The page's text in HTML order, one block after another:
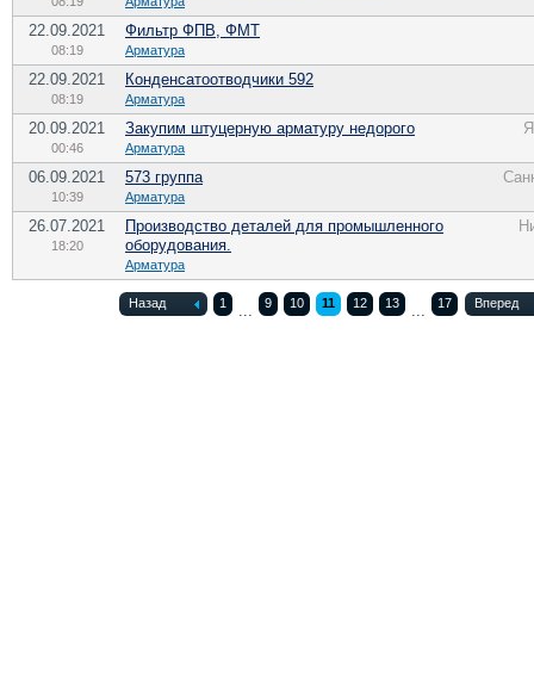
22.09.2021
08:19
Фильтр ФПВ, ФМТ
Арматура
22.09.2021
08:19
Конденсатоотводчики 592
Арматура
20.09.2021
00:46
Закупим штуцерную арматуру недорого
Арматура
06.09.2021
10:39
573 группа
Арматура
26.07.2021
18:20
Производство деталей для промышленного
оборудования.
Арматура
Назад 1 ... 9 10 11 12 13 ... 17 Вперед